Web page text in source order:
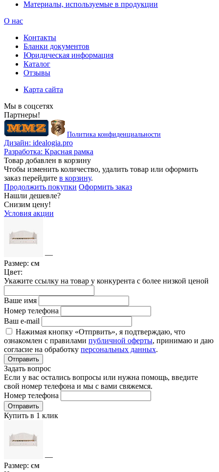
Материалы, используемые в продукции
О нас
Контакты
Бланки документов
Юридическая информация
Каталог
Отзывы
Карта сайта
Мы в соцсетях
Партнеры!
Политика конфиденциальности
Дизайн: idealogia.pro
Разработка: Красная рамка
Товар добавлен в корзину
Чтобы изменить количество, удалить товар или оформить
заказ перейдите в корзину.
Продолжить покупки Оформить заказ
Нашли дешевле?
Снизим цену!
Условия акции
—
Размер: см
Цвет:
Укажите ссылку на товар у конкурента с более низкой ценой
Ваше имя
Номер телефона
Ваш e-mail
Нажимая кнопку «Отпрвить», я подтверждаю, что
ознакомлен с правилами публичной оферты, принимаю и даю
согласие на обработку персональных данных.
Отправить
Задать вопрос
Если у вас остались вопросы или нужна помощь, введите
свой номер телефона и мы с вами свяжемся.
Номер телефона
Отправить
Купить в 1 клик
—
Размер: см